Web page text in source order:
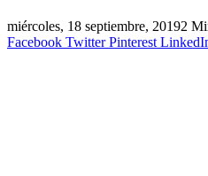
miércoles, 18 septiembre, 20192
Facebook Twitter Pinterest